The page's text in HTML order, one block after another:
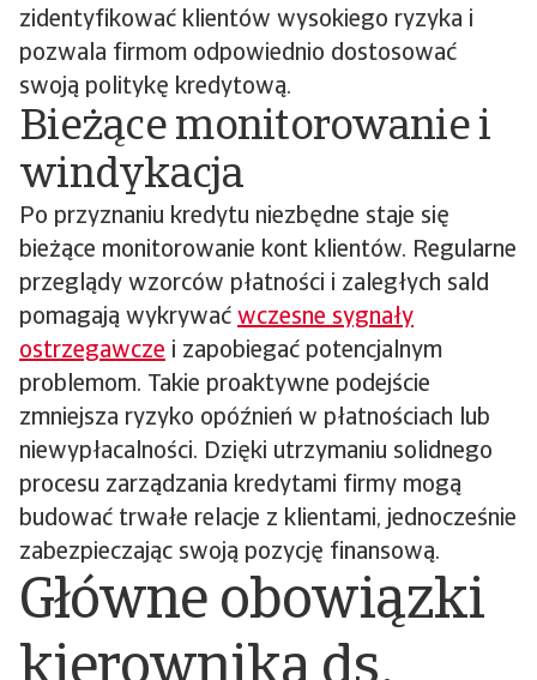
zidentyfikować klientów wysokiego ryzyka i
pozwala firmom odpowiednio dostosować
swoją politykę kredytową.
Bieżące monitorowanie i
windykacja
Po przyznaniu kredytu niezbędne staje się
bieżące monitorowanie kont klientów. Regularne
przeglądy wzorców płatności i zaległych sald
pomagają wykrywać wczesne sygnały
ostrzegawcze i zapobiegać potencjalnym
problemom. Takie proaktywne podejście
zmniejsza ryzyko opóźnień w płatnościach lub
niewypłacalności. Dzięki utrzymaniu solidnego
procesu zarządzania kredytami firmy mogą
budować trwałe relacje z klientami, jednocześnie
zabezpieczając swoją pozycję finansową.
Główne obowiązki